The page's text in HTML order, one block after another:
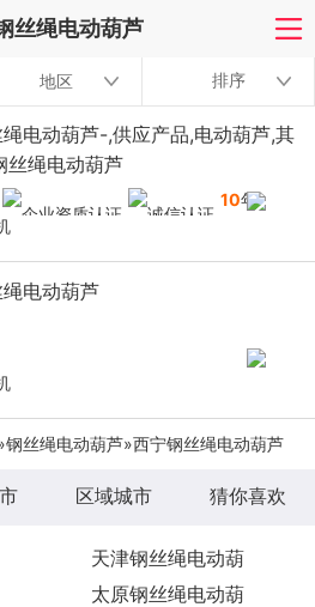
丝绳电动葫芦
地区 排序
电动葫芦-,供应产品,电动葫芦,其
丝绳电动葫芦
10年
电动葫芦
钢丝绳电动葫芦»西宁钢丝绳电动葫芦
区域城市 猜你喜欢
天津钢丝绳电动葫
太原钢丝绳电动葫